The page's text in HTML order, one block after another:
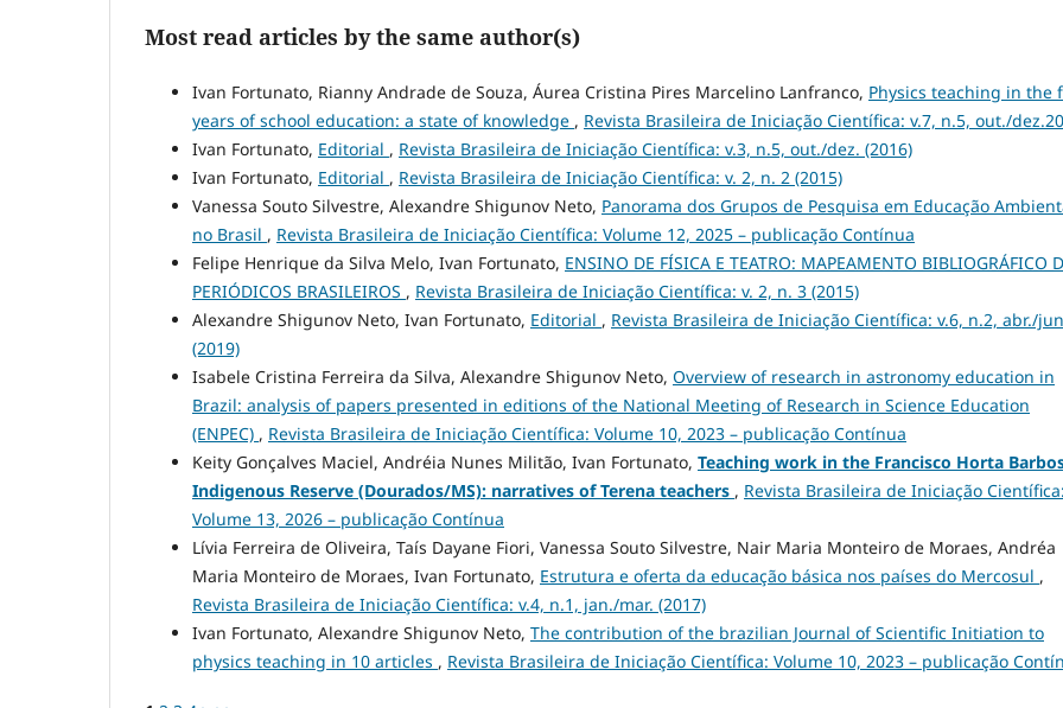
Most read articles by the same author(s)
Ivan Fortunato, Rianny Andrade de Souza, Áurea Cristina Pires Marcelino Lanfranco, Physics teaching in the
years of school education: a state of knowledge , Revista Brasileira de Iniciação Científica: v.7, n.5, out./
Ivan Fortunato, Editorial , Revista Brasileira de Iniciação Científica: v.3, n.5, out./dez. (2016)
Ivan Fortunato, Editorial , Revista Brasileira de Iniciação Científica: v. 2, n. 2 (2015)
Vanessa Souto Silvestre, Alexandre Shigunov Neto, Panorama dos Grupos de Pesquisa em Educação
no Brasil , Revista Brasileira de Iniciação Científica: Volume 12, 2025 – publicação Contínua
Felipe Henrique da Silva Melo, Ivan Fortunato, ENSINO DE FÍSICA E TEATRO: MAPEAMENTO BIBLIOGRÁFICO
PERIÓDICOS BRASILEIROS , Revista Brasileira de Iniciação Científica: v. 2, n. 3 (2015)
Alexandre Shigunov Neto, Ivan Fortunato, Editorial , Revista Brasileira de Iniciação Científica: v.6, n.2, abr./
(2019)
Isabele Cristina Ferreira da Silva, Alexandre Shigunov Neto, Overview of research in astronomy education in
Brazil: analysis of papers presented in editions of the National Meeting of Research in Science Education
(ENPEC) , Revista Brasileira de Iniciação Científica: Volume 10, 2023 – publicação Contínua
Keity Gonçalves Maciel, Andréia Nunes Militão, Ivan Fortunato, Teaching work in the Francisco Horta
Indigenous Reserve (Dourados/MS): narratives of Terena teachers , Revista Brasileira de Iniciação Científica:
Volume 13, 2026 – publicação Contínua
Lívia Ferreira de Oliveira, Taís Dayane Fiori, Vanessa Souto Silvestre, Nair Maria Monteiro de Moraes, Andréa
Maria Monteiro de Moraes, Ivan Fortunato, Estrutura e oferta da educação básica nos países do Mercosul ,
Revista Brasileira de Iniciação Científica: v.4, n.1, jan./mar. (2017)
Ivan Fortunato, Alexandre Shigunov Neto, The contribution of the brazilian Journal of Scientific Initiation to
physics teaching in 10 articles , Revista Brasileira de Iniciação Científica: Volume 10, 2023 – publicação